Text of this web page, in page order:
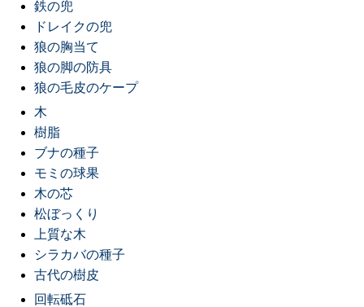
鉄の兜
ドレイクの兜
狼の胸当て
狼の脚の防具
狼の毛皮のケープ
木
樹脂
ブナの種子
モミの球果
木の芯
松ぼっくり
上質な木
シラカバの種子
古代の樹皮
回転砥石